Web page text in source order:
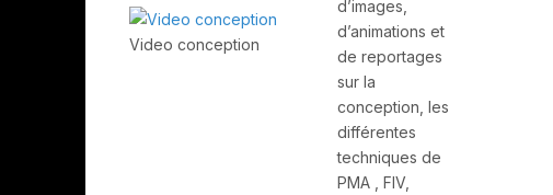
Video conception
d’images,
d’animations et
de reportages
sur la
conception, les
différentes
techniques de
PMA , FIV,